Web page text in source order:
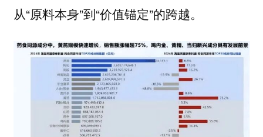
从“原料本身”到“价值锚定”的跨越。